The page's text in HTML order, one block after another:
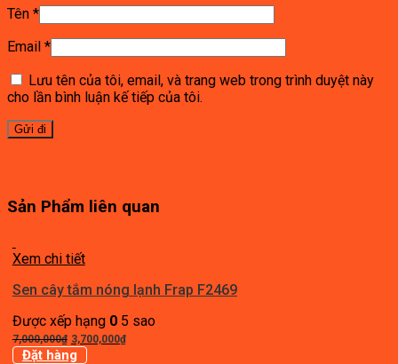
Tên *
Email *
Lưu tên của tôi, email, và trang web trong trình duyệt này
cho lần bình luận kế tiếp của tôi.
Sản Phẩm liên quan
Xem chi tiết
Sen cây tắm nóng lạnh Frap F2469
Được xếp hạng 05 sao
7,000,000₫ Giá
gốc
3,700,000₫Giá
Đặt hàng